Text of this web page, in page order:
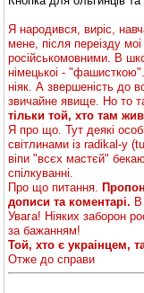
Я народився, виріс,
мене, після переізду
російськомовними. В
німецькоі -
ніяк. А звершеність до
звичайне явище. Но то
тільки той, хто там
Я про що. Тут деякі
світлинами із radikal-у
віпи "всєх мастєй"
спілкуванні.
Про що питання.
дописи та коментарі. В
Увага! Ніяких заборон
за бажанням!
Той, хто є украінцем,
Отже до справи